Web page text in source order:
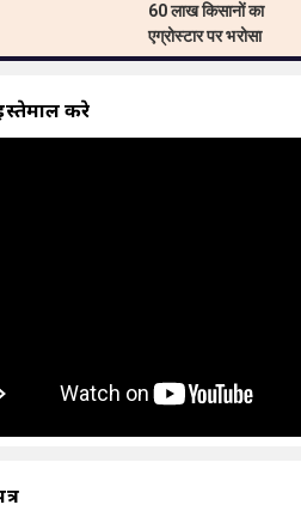
60 लाख किसानों का
एग्रोस्टार पर भरोसा
करे